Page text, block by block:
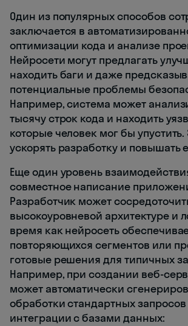
Один из популярных способов
заключается в
оптимизации кода и анализе
Нейросети могут предлагать
находить баги и даже
потенциальные проблемы
Например, система может
тысячу строк кода и находить
которые человек мог бы упустить.
ускорять разработку и повышать
Еще один уровень
совместное написание
Разработчик может
высокоуровневой архитектуре и
время как нейросеть
повторяющихся сегментов или
готовые решения для типичных
Например, при создании веб-
может автоматически
обработки стандартных
интеграции с базами данных: